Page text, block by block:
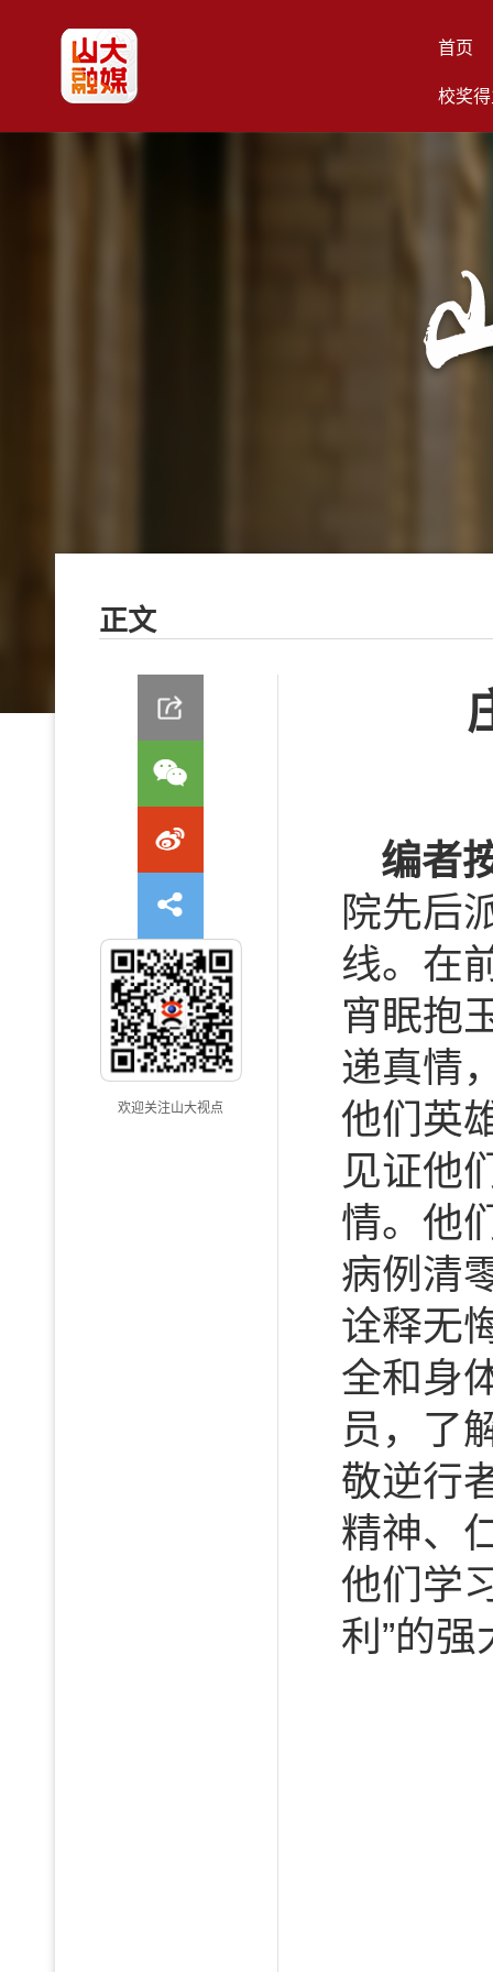
首页
校奖
正文
欢迎关注山大视点
编者
院先后
线。在
宵眠抱
递真情
他们英
见证他
情。他
病例清
诠释无
全和身
员，了
敬逆行
精神、
他们学
利”的